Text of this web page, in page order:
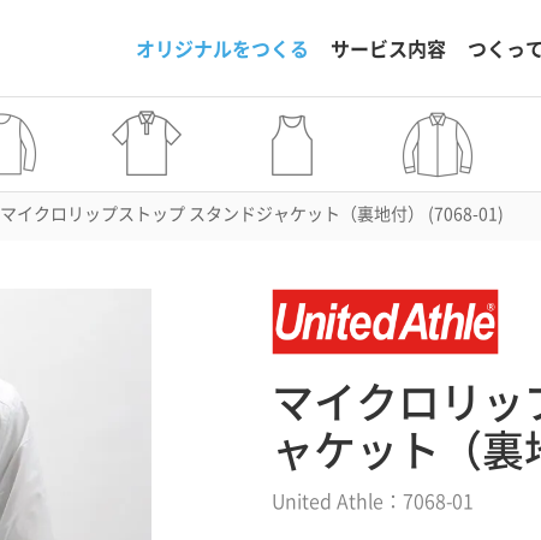
オリジナルをつくる サービス内容 つくっ
マイクロリップストップ スタンドジャケット（裏地付） (7068-01)
マイクロリッ
ャケット（裏
United Athle：7068-01